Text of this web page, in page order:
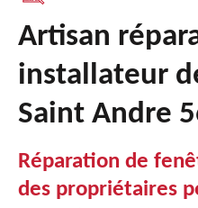
Artisan
installateur
Saint Andre
Réparation de
des propriétaires